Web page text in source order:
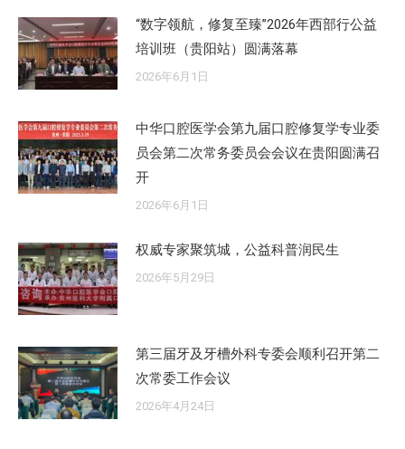
“数字领航，修复至臻”2026年西部行公益
培训班（贵阳站）圆满落幕
2026年6月1日
中华口腔医学会第九届口腔修复学专业委
员会第二次常务委员会会议在贵阳圆满召
开
2026年6月1日
权威专家聚筑城，公益科普润民生
2026年5月29日
第三届牙及牙槽外科专委会顺利召开第二
次常委工作会议
2026年4月24日